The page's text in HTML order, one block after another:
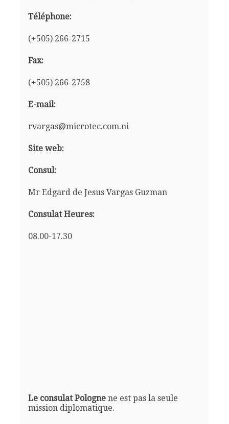
Téléphone:
(+505) 266-2715
Fax:
(+505) 266-2758
E-mail:
rvargas@microtec.com.ni
Site web:
Consul:
Mr Edgard de Jesus Vargas Guzman
Consulat Heures:
08.00-17.30
Le consulat Polognene est pas la seule
mission diplomatique.